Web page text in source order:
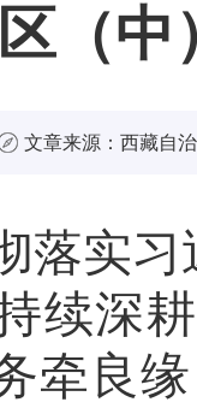
（中
文章来源： 西藏自
落实
续深
牵良